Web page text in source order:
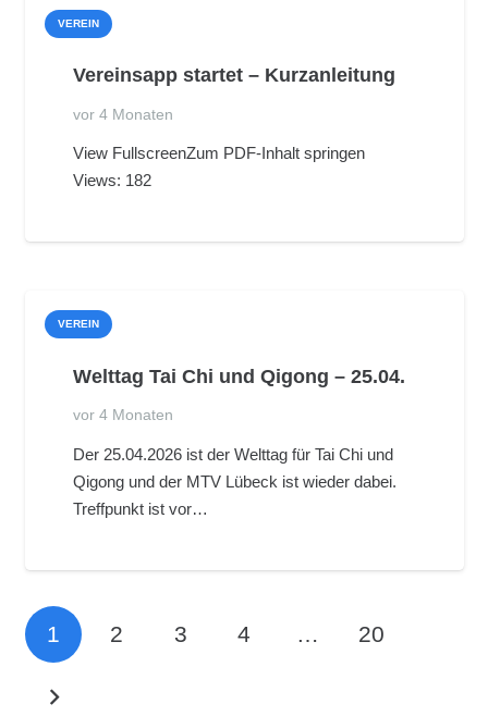
VEREIN
Vereinsapp startet – Kurzanleitung
vor 4 Monaten
View FullscreenZum PDF-Inhalt springen
Views: 182
VEREIN
Welttag Tai Chi und Qigong – 25.04.
vor 4 Monaten
Der 25.04.2026 ist der Welttag für Tai Chi und
Qigong und der MTV Lübeck ist wieder dabei.
Treffpunkt ist vor…
1 2 3 4 … 20